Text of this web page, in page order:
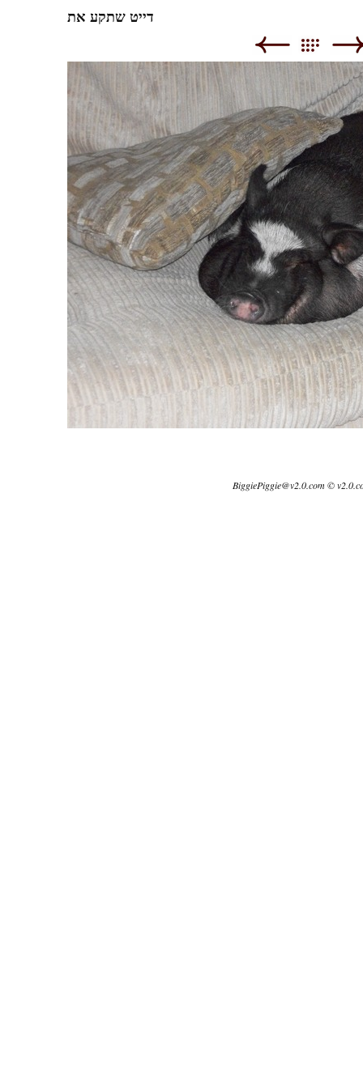
דייט שתקע את
BiggiePiggie@v2.0.com ©